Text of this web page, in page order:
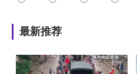
最新推荐